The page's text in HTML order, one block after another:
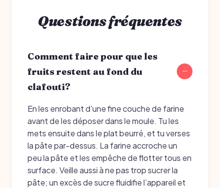
Questions fréquentes
Comment faire pour que les
fruits restent au fond du
clafouti?
En les enrobant d’une fine couche de farine
avant de les déposer dans le moule. Tu les
mets ensuite dans le plat beurré, et tu verses
la pâte par-dessus. La farine accroche un
peu la pâte et les empêche de flotter tous en
surface. Veille aussi à ne pas trop sucrer la
pâte; un excès de sucre fluidifie l’appareil et